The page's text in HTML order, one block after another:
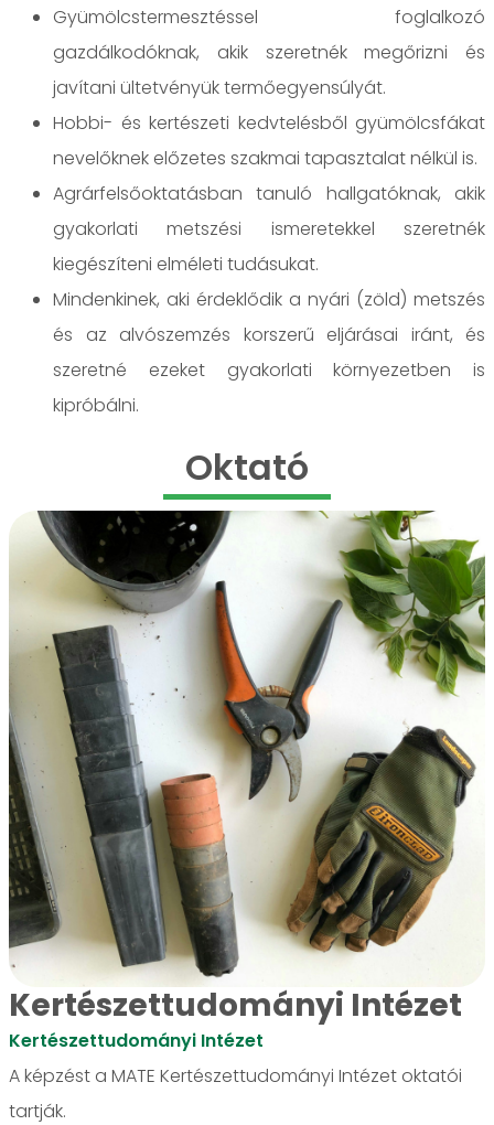
Gyümölcstermesztéssel foglalkozó
gazdálkodóknak, akik szeretnék megőrizni és
javítani ültetvényük termőegyensúlyát.
Hobbi- és kertészeti kedvtelésből gyümölcsfákat
nevelőknek előzetes szakmai tapasztalat nélkül is.
Agrárfelsőoktatásban tanuló hallgatóknak, akik
gyakorlati metszési ismeretekkel szeretnék
kiegészíteni elméleti tudásukat.
Mindenkinek, aki érdeklődik a nyári (zöld) metszés
és az alvószemzés korszerű eljárásai iránt, és
szeretné ezeket gyakorlati környezetben is
kipróbálni.
Oktató
Kertészettudományi Intézet
Kertészettudományi Intézet
A képzést a MATE Kertészettudományi Intézet oktatói
tartják.